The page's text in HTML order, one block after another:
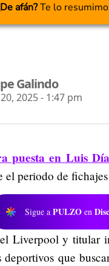
afán?Te lo
Galindo
2025 - 1:47 pm
puesta en Luis
el periodo de
Sigue a PULZO en
Liverpool y titular
que